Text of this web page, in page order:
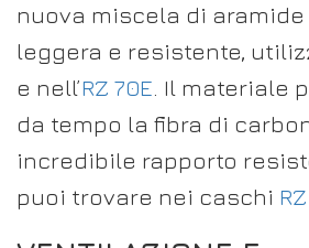
nuova miscela di aramide
leggera e resistente,
e nell’RZ 70E . Il materiale
da tempo la fibra di
incredibile rapporto
puoi trovare nei caschi